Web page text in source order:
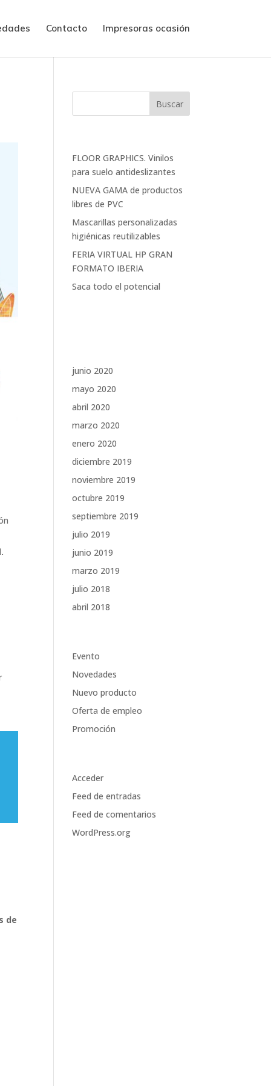
Contacto Impresoras ocasión
de
FLOOR GRAPHICS. Vinilos
para suelo antideslizantes
NUEVA GAMA de productos
libres de PVC
Mascarillas personalizadas
higiénicas reutilizables
FERIA VIRTUAL HP GRAN
FORMATO IBERIA
Saca todo el potencial
junio 2020
mayo 2020
abril 2020
marzo 2020
enero 2020
diciembre 2019
noviembre 2019
octubre 2019
septiembre 2019
julio 2019
junio 2019
marzo 2019
julio 2018
abril 2018
Evento
Novedades
Nuevo producto
Oferta de empleo
Promoción
Acceder
Feed de entradas
Feed de comentarios
WordPress.org